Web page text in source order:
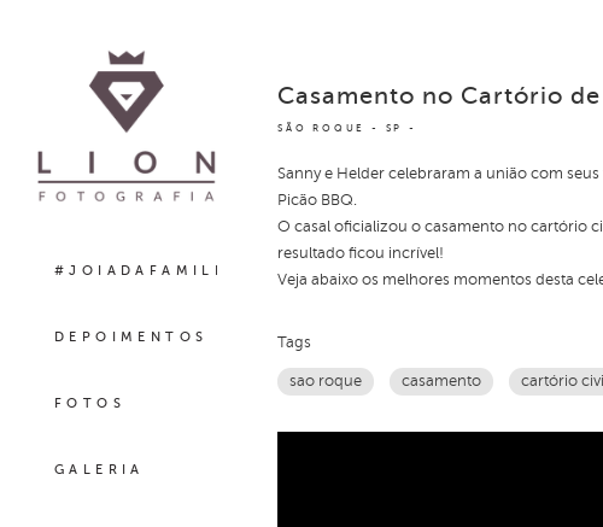
#JOIADAFAMILIA
DEPOIMENTOS
FOTOS
GALERIA
SÃO ROQUE - SP
Casamento no Cartório
Sanny e Helder celebraram a união com
Picão BBQ.
O casal oficializou o casamento no cartório
resultado ficou incrível!
Veja abaixo os melhores momentos desta
Tags
sao roque casamento cartório